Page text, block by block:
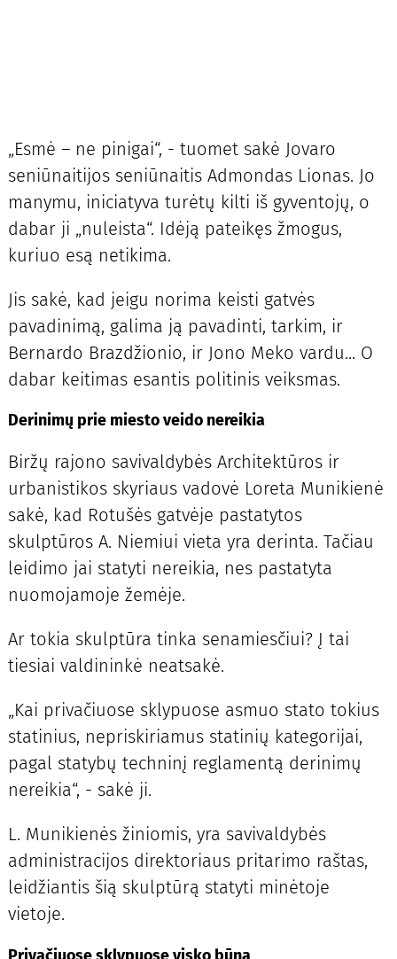
„Esmė – ne pinigai“, - tuomet sakė Jovaro
seniūnaitijos seniūnaitis Admondas Lionas. Jo
manymu, iniciatyva turėtų kilti iš gyventojų, o
dabar ji „nuleista“. Idėją pateikęs žmogus,
kuriuo esą netikima.
Jis sakė, kad jeigu norima keisti gatvės
pavadinimą, galima ją pavadinti, tarkim, ir
Bernardo Brazdžionio, ir Jono Meko vardu... O
dabar keitimas esantis politinis veiksmas.
Derinimų prie miesto veido nereikia
Biržų rajono savivaldybės Architektūros ir
urbanistikos skyriaus vadovė Loreta Munikienė
sakė, kad Rotušės gatvėje pastatytos
skulptūros A. Niemiui vieta yra derinta. Tačiau
leidimo jai statyti nereikia, nes pastatyta
nuomojamoje žemėje.
Ar tokia skulptūra tinka senamiesčiui? Į tai
tiesiai valdininkė neatsakė.
„Kai privačiuose sklypuose asmuo stato tokius
statinius, nepriskiriamus statinių kategorijai,
pagal statybų techninį reglamentą derinimų
nereikia“, - sakė ji.
L. Munikienės žiniomis, yra savivaldybės
administracijos direktoriaus pritarimo raštas,
leidžiantis šią skulptūrą statyti minėtoje
vietoje.